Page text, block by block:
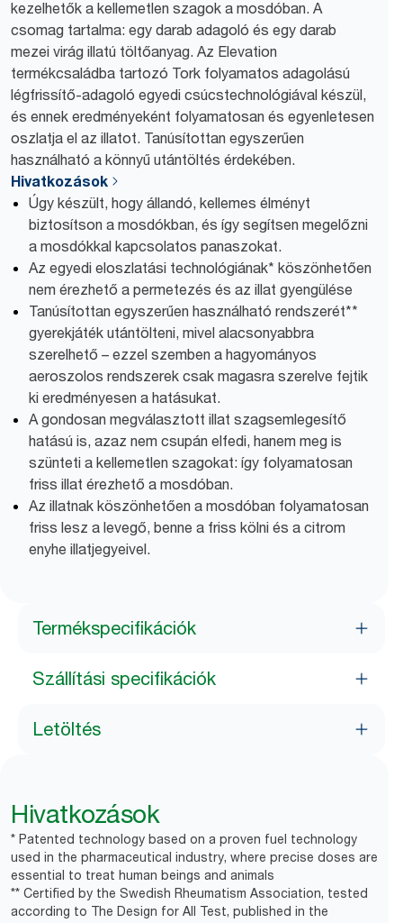
kezelhetők a kellemetlen szagok a mosdóban. A
csomag tartalma: egy darab adagoló és egy darab
mezei virág illatú töltőanyag. Az Elevation
termékcsaládba tartozó Tork folyamatos adagolású
légfrissítő-adagoló egyedi csúcstechnológiával készül,
és ennek eredményeként folyamatosan és egyenletesen
oszlatja el az illatot. Tanúsítottan egyszerűen
használható a könnyű utántöltés érdekében.
Hivatkozások
Úgy készült, hogy állandó, kellemes élményt
biztosítson a mosdókban, és így segítsen megelőzni
a mosdókkal kapcsolatos panaszokat.
Az egyedi eloszlatási technológiának* köszönhetően
nem érezhető a permetezés és az illat gyengülése
Tanúsítottan egyszerűen használható rendszerét**
gyerekjáték utántölteni, mivel alacsonyabbra
szerelhető – ezzel szemben a hagyományos
aeroszolos rendszerek csak magasra szerelve fejtik
ki eredményesen a hatásukat.
A gondosan megválasztott illat szagsemlegesítő
hatású is, azaz nem csupán elfedi, hanem meg is
szünteti a kellemetlen szagokat: így folyamatosan
friss illat érezhető a mosdóban.
Az illatnak köszönhetően a mosdóban folyamatosan
friss lesz a levegő, benne a friss kölni és a citrom
enyhe illatjegyeivel.
Termékspecifikációk
Szállítási specifikációk
Letöltés
Hivatkozások
* Patented technology based on a proven fuel technology
used in the pharmaceutical industry, where precise doses are
essential to treat human beings and animals
** Certified by the Swedish Rheumatism Association, tested
according to The Design for All Test, published in the